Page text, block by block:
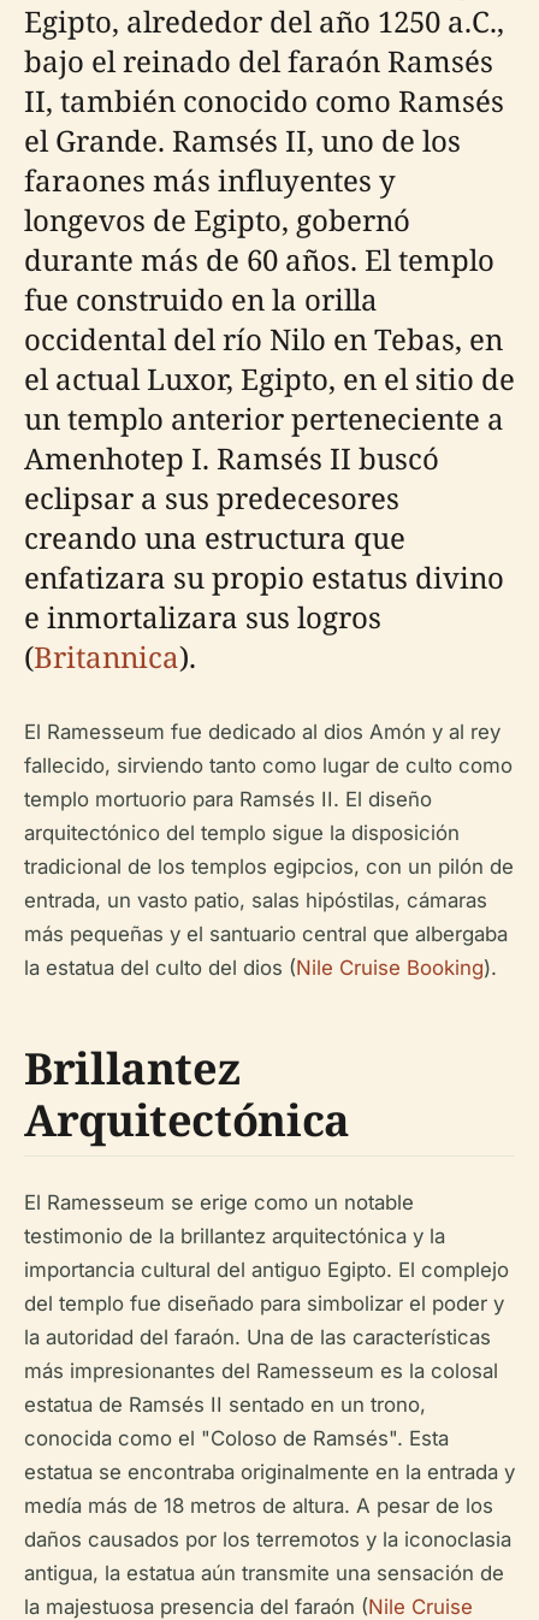
Egipto, alrededor del año 1250 a.C.,
bajo el reinado del faraón Ramsés
II, también conocido como Ramsés
el Grande. Ramsés II, uno de los
faraones más influyentes y
longevos de Egipto, gobernó
durante más de 60 años. El templo
fue construido en la orilla
occidental del río Nilo en Tebas, en
el actual Luxor, Egipto, en el sitio de
un templo anterior perteneciente a
Amenhotep I. Ramsés II buscó
eclipsar a sus predecesores
creando una estructura que
enfatizara su propio estatus divino
e inmortalizara sus logros
(Britannica).
El Ramesseum fue dedicado al dios Amón y al rey
fallecido, sirviendo tanto como lugar de culto como
templo mortuorio para Ramsés II. El diseño
arquitectónico del templo sigue la disposición
tradicional de los templos egipcios, con un pilón de
entrada, un vasto patio, salas hipóstilas, cámaras
más pequeñas y el santuario central que albergaba
la estatua del culto del dios (Nile Cruise Booking).
Brillantez
Arquitectónica
El Ramesseum se erige como un notable
testimonio de la brillantez arquitectónica y la
importancia cultural del antiguo Egipto. El complejo
del templo fue diseñado para simbolizar el poder y
la autoridad del faraón. Una de las características
más impresionantes del Ramesseum es la colosal
estatua de Ramsés II sentado en un trono,
conocida como el "Coloso de Ramsés". Esta
estatua se encontraba originalmente en la entrada y
medía más de 18 metros de altura. A pesar de los
daños causados por los terremotos y la iconoclasia
antigua, la estatua aún transmite una sensación de
la majestuosa presencia del faraón (Nile Cruise